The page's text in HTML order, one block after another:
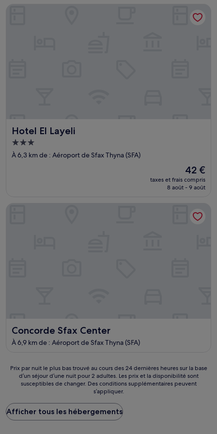
57 €
Hotel El Layeli
Hotel El Layeli
Hébergement
3.0 étoiles
À 6,3 km de : Aéroport de Sfax Thyna (SFA)
Le
nouveau
prix
de
42 €
42 €
taxes et frais compris
8 août - 9 août
Hotel El Layeli
Concorde Sfax Center
Concorde Sfax Center
À 6,9 km de : Aéroport de Sfax Thyna (SFA)
Prix
plus
bas
trouvé
Prix par nuit le plus bas trouvé au cours des 24 dernières heures sur la base
d’un séjour d’une nuit pour 2 adultes. Les prix et la disponibilité sont
susceptibles de changer. Des conditions supplémentaires peuvent
s’appliquer.
Afficher tous les hébergements